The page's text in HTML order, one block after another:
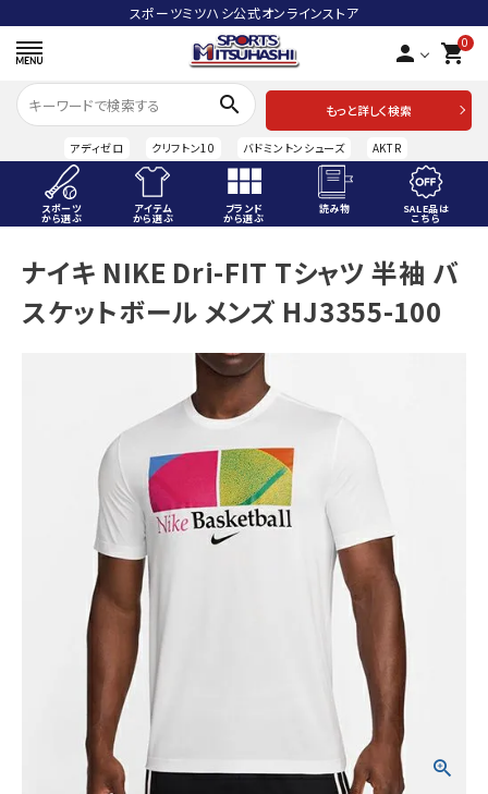
スポーツミツハシ公式オンラインストア
person 0
shopping_cart
search
もっと詳しく検索
アディゼロ クリフトン10 バドミントンシューズ AKTR
スポーツ
から選ぶ
アイテム
から選ぶ
ブランド
から選ぶ
読み物 SALE品は
こちら
ACCOUNT MENU
ようこそ ゲスト 様
アイテムから選ぶ
ブランドから選ぶ
SALE品はこちら
INFORMATIOM
お問い合わせ
メルマガ登録
ナイキ NIKE Dri-FIT Tシャツ 半袖 バ
スケットボール メンズ HJ3355-100